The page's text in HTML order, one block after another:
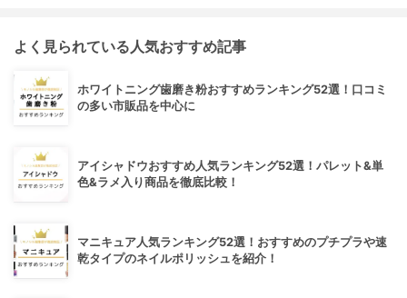
よく見られている人気おすすめ記事
ホワイトニング歯磨き粉おすすめランキング52選！口コミ
の多い市販品を中心に
アイシャドウおすすめ人気ランキング52選！パレット&単
色&ラメ入り商品を徹底比較！
マニキュア人気ランキング52選！おすすめのプチプラや速
乾タイプのネイルポリッシュを紹介！